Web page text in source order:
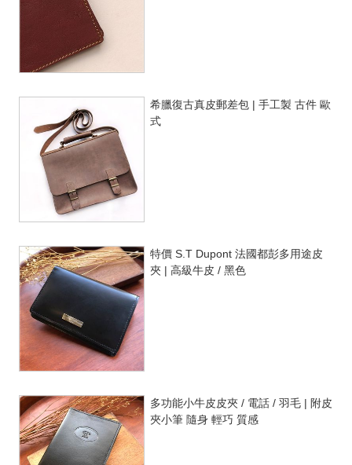
希臘復古真皮郵差包 | 手工製 古件 歐
式
特價 S.T Dupont 法國都彭多用途皮
夾 | 高級牛皮 / 黑色
多功能小牛皮皮夾 / 電話 / 羽毛 | 附皮
夾小筆 隨身 輕巧 質感